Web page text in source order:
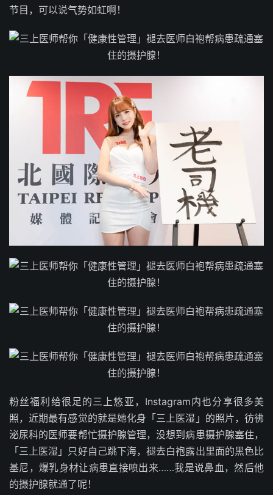
节目，可以说气势如虹啊！
粉丝福利给很足的三上悠亚，Instagram内也分享很多美
照，近期最有感觉的就是她化身「三上医湿」的照片，彷彿
泌尿科的医师要帮忙摄护腺管理，没想到病患摄护腺塞住，
「三上医湿」只好自己跳下海，褪去白袍露出里面的黑色比
基尼，爆乳身材让病患直接喷出来……我是说鼻血，然后他
的摄护腺就通了呢！